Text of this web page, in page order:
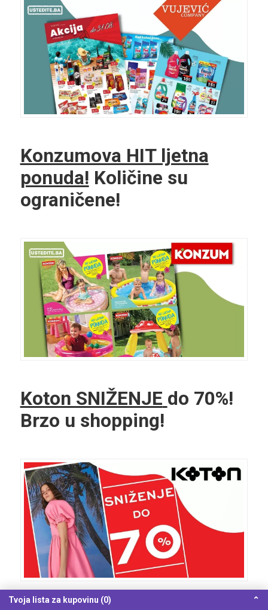
Konzumova HIT ljetna
ponuda! Količine su
ograničene!
Koton SNIŽENJE do 70%!
Brzo u shopping!
Tvoja lista za kupovinu (0) ⌃